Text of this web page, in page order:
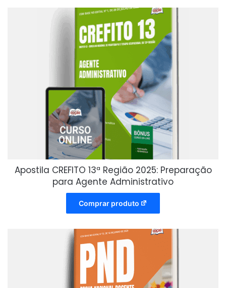
Apostila CREFITO 13ª Região 2025: Preparação
para Agente Administrativo
Comprar produto